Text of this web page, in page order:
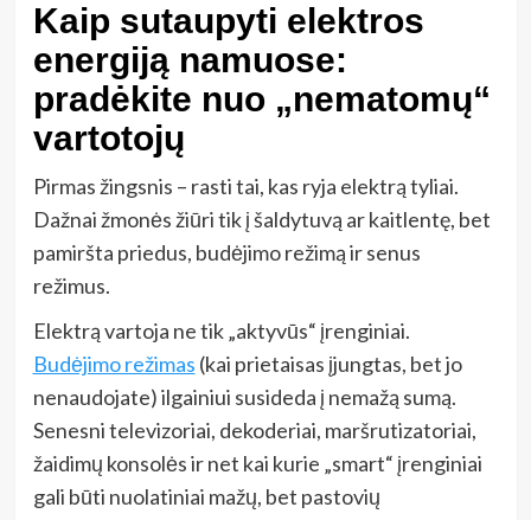
Kaip sutaupyti elektros
energiją namuose:
pradėkite nuo „nematomų“
vartotojų
Pirmas žingsnis – rasti tai, kas ryja elektrą tyliai.
Dažnai žmonės žiūri tik į šaldytuvą ar kaitlentę, bet
pamiršta priedus, budėjimo režimą ir senus
režimus.
Elektrą vartoja ne tik „aktyvūs“ įrenginiai.
Budėjimo režimas (kai prietaisas įjungtas, bet jo
nenaudojate) ilgainiui susideda į nemažą sumą.
Senesni televizoriai, dekoderiai, maršrutizatoriai,
žaidimų konsolės ir net kai kurie „smart“ įrenginiai
gali būti nuolatiniai mažų, bet pastovių